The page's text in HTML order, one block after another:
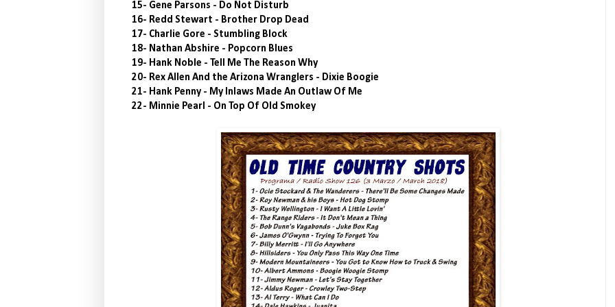
15- Gene Parsons - Do Not Disturb
16- Redd Stewart - Brother Drop Dead
17- Charlie Gore - Stumbling Block
18- Nathan Abshire - Popcorn Blues
19- Hank Noble - Tell Me The Reason Why
20- Rex Allen And the Arizona Wranglers - Dixie Boogie
21- Hank Penny - My Inlaws Made An Outlaw Of Me
22- Minnie Pearl - On Top Of Old Smokey